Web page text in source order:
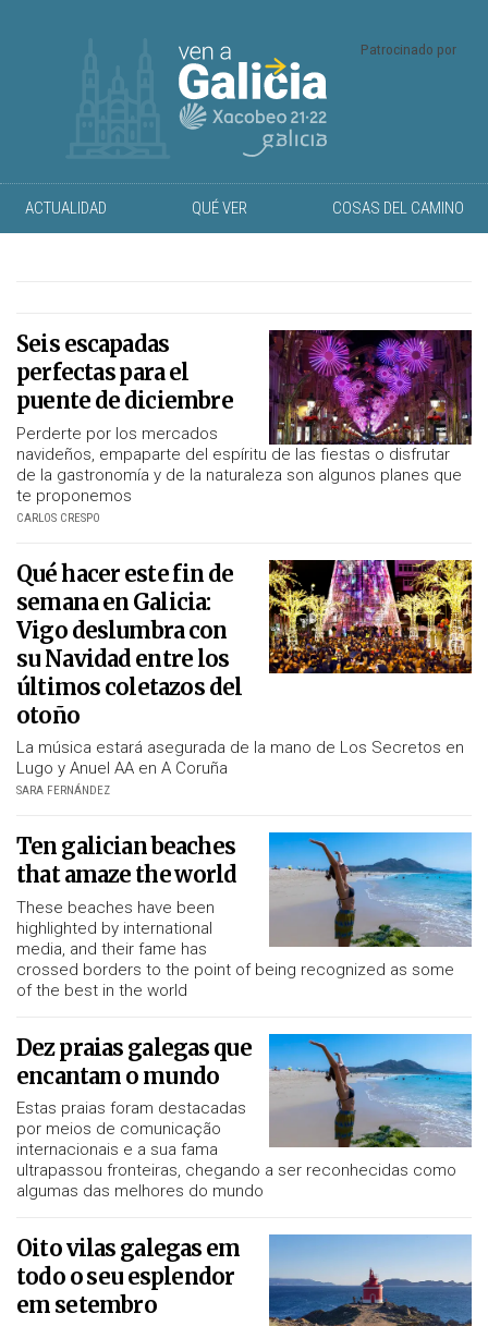
Patrocinado por
ACTUALIDAD QUÉ VER COSAS DEL CAMINO
Seis escapadas
perfectas para el
puente de diciembre
Perderte por los mercados
navideños, empaparte del espíritu de las fiestas o disfrutar
de la gastronomía y de la naturaleza son algunos planes que
te proponemos
CARLOS CRESPO
Qué hacer este fin de
semana en Galicia:
Vigo deslumbra con
su Navidad entre los
últimos coletazos del
otoño
La música estará asegurada de la mano de Los Secretos en
Lugo y Anuel AA en A Coruña
SARA FERNÁNDEZ
Ten galician beaches
that amaze the world
These beaches have been
highlighted by international
media, and their fame has
crossed borders to the point of being recognized as some
of the best in the world
Dez praias galegas que
encantam o mundo
Estas praias foram destacadas
por meios de comunicação
internacionais e a sua fama
ultrapassou fronteiras, chegando a ser reconhecidas como
algumas das melhores do mundo
Oito vilas galegas em
todo o seu esplendor
em setembro